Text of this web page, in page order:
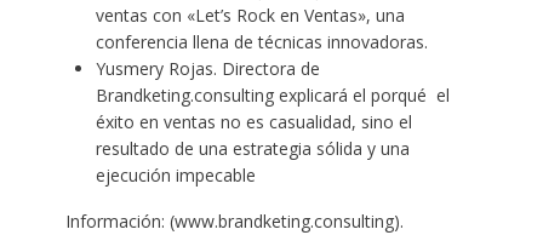
ventas con «Let’s Rock en Ventas», una
conferencia llena de técnicas innovadoras.
Yusmery Rojas. Directora de
Brandketing.consulting explicará el porqué el
éxito en ventas no es casualidad, sino el
resultado de una estrategia sólida y una
ejecución impecable
Información: (www.brandketing.consulting).